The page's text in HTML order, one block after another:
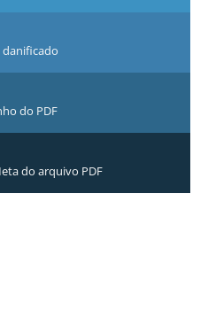
danificado
do PDF
do arquivo PDF